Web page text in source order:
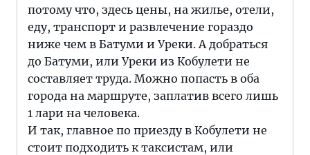
потому что, здесь цены, на жилье, отели,
еду, транспорт и развлечение гораздо
ниже чем в Батуми и Уреки. А добраться
до Батуми, или Уреки из Кобулети не
составляет труда. Можно попасть в оба
города на маршруте, заплатив всего лишь
1 лари на человека.
И так, главное по приезду в Кобулети не
стоит подходить к таксистам, или